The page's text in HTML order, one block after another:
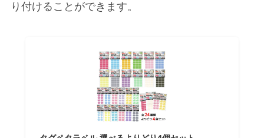
り付けることができます。